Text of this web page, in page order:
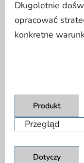
Długoletnie
opracować
konkretne
Produkt
Dotyczy